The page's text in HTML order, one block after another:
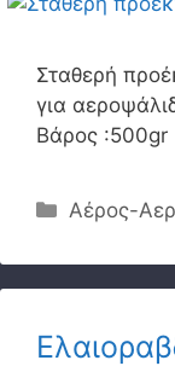
Σταθερή
για
Βάρος :500gr
Αέρος-